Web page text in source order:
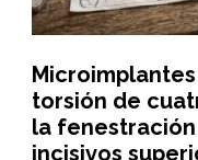
torsión de
la
incisivos